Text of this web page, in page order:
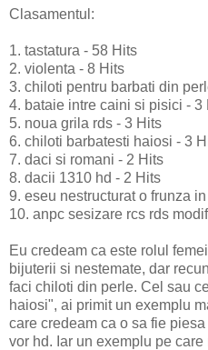
Clasamentul:
1. tastatura - 58 Hits
2. violenta - 8 Hits
3. chiloti pentru barbati din
4. bataie intre caini si pisici - 3
5. noua grila rds - 3 Hits
6. chiloti barbatesti haiosi - 3
7. daci si romani - 2 Hits
8. dacii 1310 hd - 2 Hits
9. eseu nestructurat o frunza
10. anpc sesizare rcs rds
Eu credeam ca este rolul
bijuterii si nestemate, dar
faci chiloti din perle. Cel sau
haiosi", ai primit un exemplu
care credeam ca o sa fie
vor hd. Iar un exemplu pe